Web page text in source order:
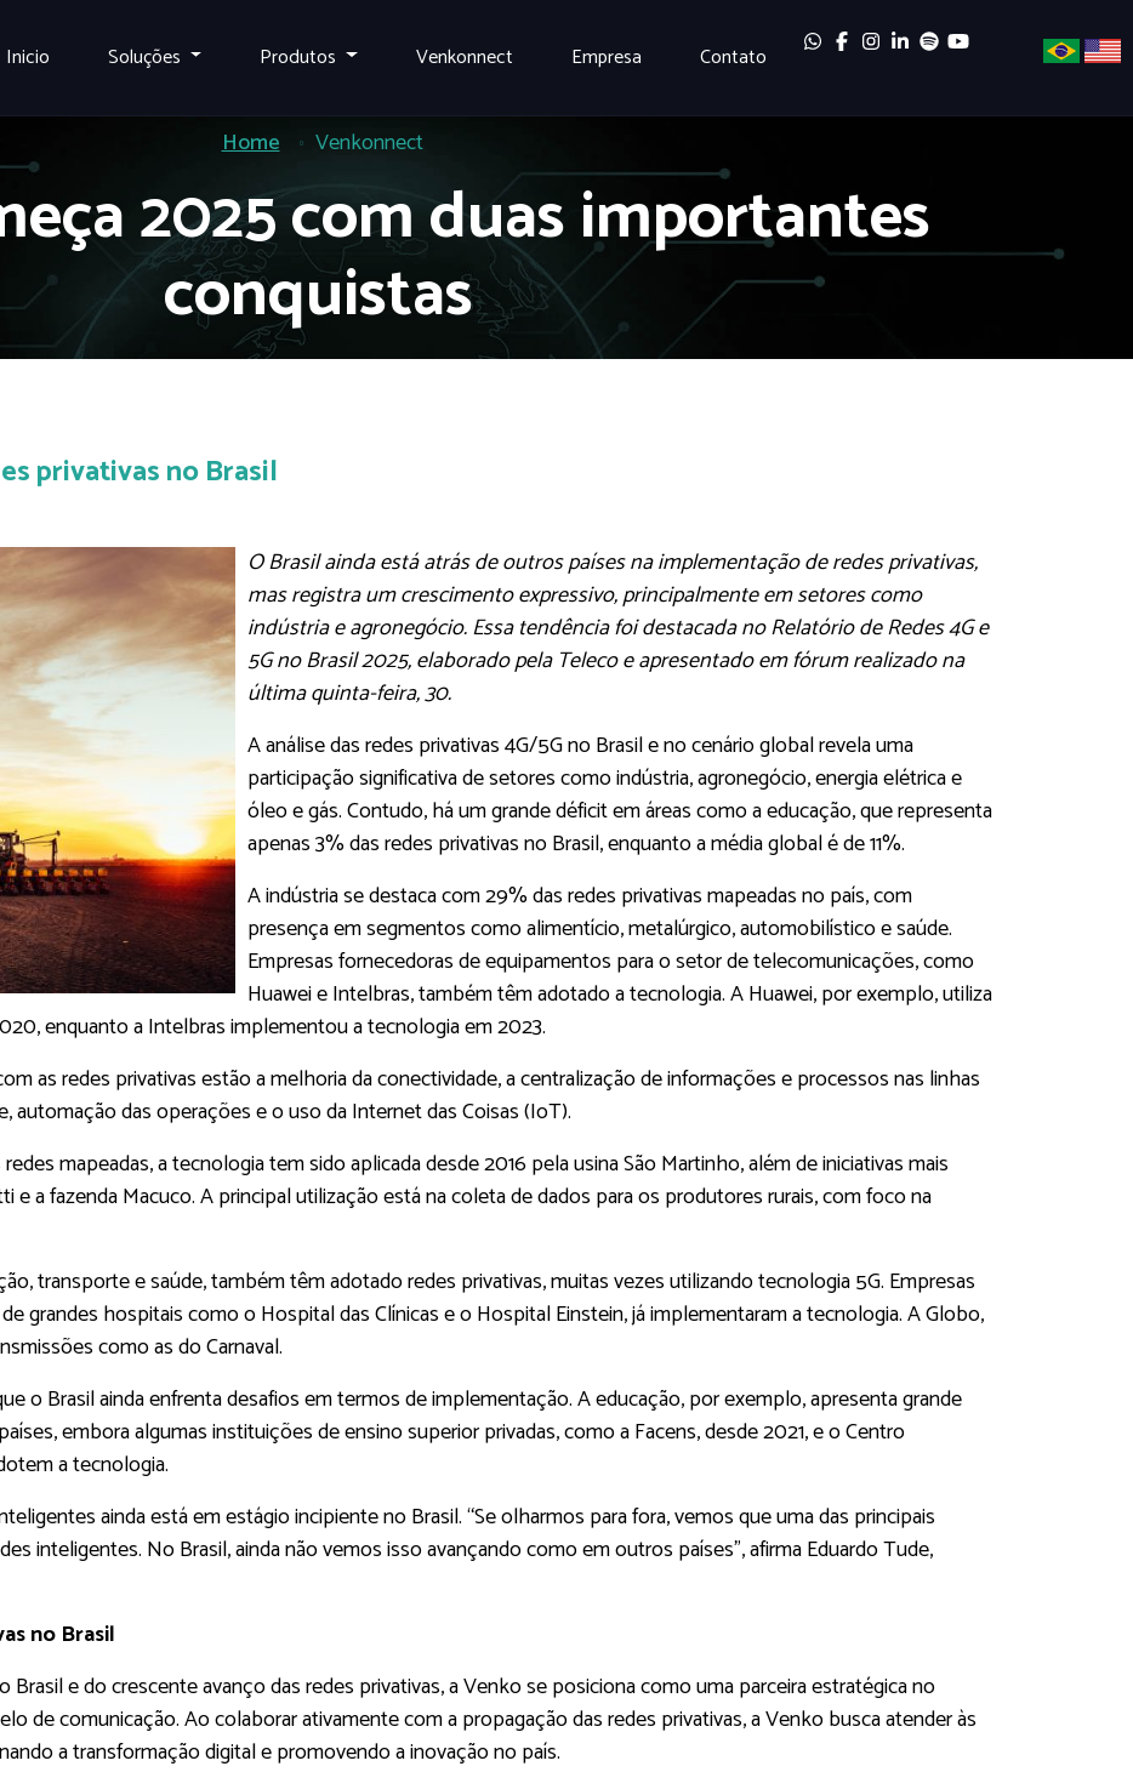
Inicio Soluções Produtos Venkonnect Empresa Contato
Home Venkonnect
2025 com duas importantes
conquistas
privativas no Brasil
O Brasil ainda está atrás de outros países na implementação de redes privativas,
mas registra um crescimento expressivo, principalmente em setores como
indústria e agronegócio. Essa tendência foi destacada no Relatório de Redes 4G e
5G no Brasil 2025, elaborado pela Teleco e apresentado em fórum realizado na
última quinta-feira, 30.
A análise das redes privativas 4G/5G no Brasil e no cenário global revela uma
participação significativa de setores como indústria, agronegócio, energia elétrica e
óleo e gás. Contudo, há um grande déficit em áreas como a educação, que representa
apenas 3% das redes privativas no Brasil, enquanto a média global é de 11%.
A indústria se destaca com 29% das redes privativas mapeadas no país, com
presença em segmentos como alimentício, metalúrgico, automobilístico e saúde.
Empresas fornecedoras de equipamentos para o setor de telecomunicações, como
Huawei e Intelbras, também têm adotado a tecnologia. A Huawei, por exemplo, utiliza
enquanto a Intelbras implementou a tecnologia em 2023.
as redes privativas estão a melhoria da conectividade, a centralização de informações e processos nas linhas
automação das operações e o uso da Internet das Coisas (IoT).
mapeadas, a tecnologia tem sido aplicada desde 2016 pela usina São Martinho, além de iniciativas mais
a fazenda Macuco. A principal utilização está na coleta de dados para os produtores rurais, com foco na
transporte e saúde, também têm adotado redes privativas, muitas vezes utilizando tecnologia 5G. Empresas
grandes hospitais como o Hospital das Clínicas e o Hospital Einstein, já implementaram a tecnologia. A Globo,
como as do Carnaval.
o Brasil ainda enfrenta desafios em termos de implementação. A educação, por exemplo, apresenta grande
embora algumas instituições de ensino superior privadas, como a Facens, desde 2021, e o Centro
a tecnologia.
ainda está em estágio incipiente no Brasil. “Se olharmos para fora, vemos que uma das principais
inteligentes. No Brasil, ainda não vemos isso avançando como em outros países”, afirma Eduardo Tude,
no Brasil
Brasil e do crescente avanço das redes privativas, a Venko se posiciona como uma parceira estratégica no
de comunicação. Ao colaborar ativamente com a propagação das redes privativas, a Venko busca atender às
a transformação digital e promovendo a inovação no país.